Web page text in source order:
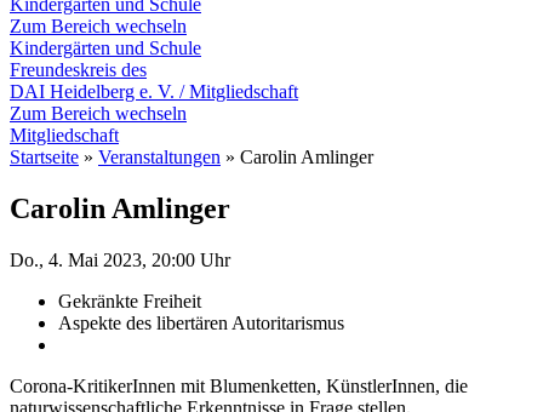
Zum Bereich wechseln
Kindergärten und Schule
Freundeskreis des
DAI Heidelberg e. V. / Mitgliedschaft
Zum Bereich wechseln
Mitgliedschaft
Startseite » Veranstaltungen » Carolin Amlinger
Carolin Amlinger
Do., 4. Mai 2023, 20:00 Uhr
Gekränkte Freiheit
Aspekte des libertären Autoritarismus
Corona-KritikerInnen mit Blumenketten, KünstlerInnen, die
naturwissenschaftliche Erkenntnisse in Frage stellen,